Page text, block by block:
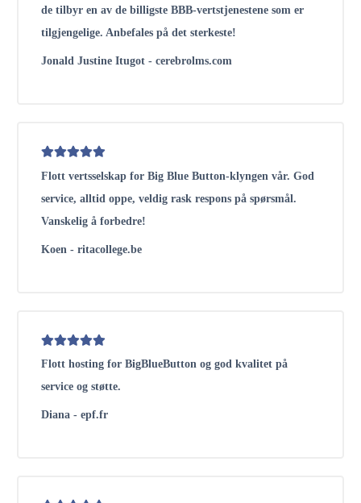
de tilbyr en av de billigste BBB-vertstjenestene som er
tilgjengelige. Anbefales på det sterkeste!
Jonald Justine Itugot - cerebrolms.com
Flott vertsselskap for Big Blue Button-klyngen vår. God
service, alltid oppe, veldig rask respons på spørsmål.
Vanskelig å forbedre!
Koen - ritacollege.be
Flott hosting for BigBlueButton og god kvalitet på
service og støtte.
Diana - epf.fr